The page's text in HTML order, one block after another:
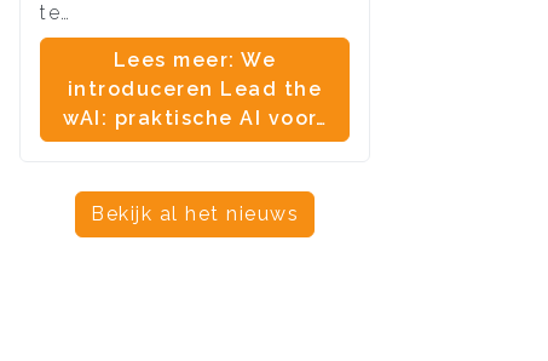
te…
Lees meer: We
introduceren Lead the
wAI: praktische AI voor…
Bekijk al het nieuws